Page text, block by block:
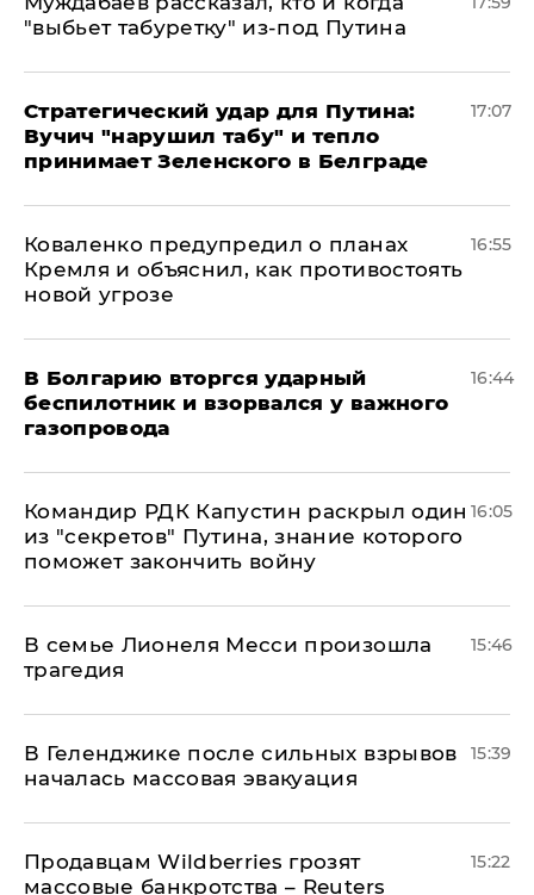
"выбьет табуретку" из-под Путина
Стратегический удар для Путина:
Вучич "нарушил табу" и тепло
принимает Зеленского в Белграде
17:07
Коваленко предупредил о планах
Кремля и объяснил, как противостоять
новой угрозе
16:55
В Болгарию вторгся ударный
беспилотник и взорвался у важного
газопровода
16:44
Командир РДК Капустин раскрыл один
из "секретов" Путина, знание которого
поможет закончить войну
16:05
В семье Лионеля Месси произошла
трагедия
15:46
В Геленджике после сильных взрывов
началась массовая эвакуация
15:39
Продавцам Wildberries грозят
массовые банкротства – Reuters
15:22